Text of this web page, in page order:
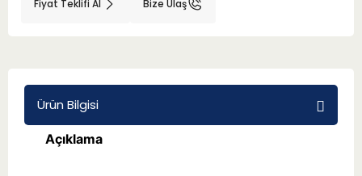
Adaptörler
Aksesuarlar
Fiyat Teklifi Al Bize Ulaş
Ürün Bilgisi
Açıklama